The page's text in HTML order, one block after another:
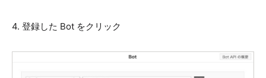
4. 登録した Bot をクリック